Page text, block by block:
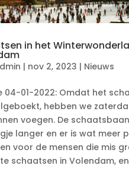
in het
| nov 2, 2023 | Nieuws
04-01-2022: Omdat het
hebben we
voegen. De
langer en er is wat meer
voor de mensen die mis
schaatsen in Volendam,